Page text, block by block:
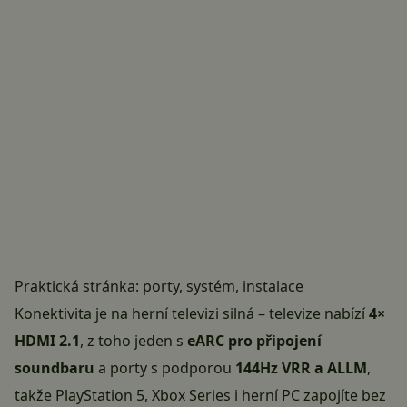
Praktická stránka: porty, systém, instalace
Konektivita je na herní televizi silná – televize nabízí4×
HDMI 2.1, z toho jeden s eARC pro připojení
soundbaru a porty s podporou 144Hz VRR a ALLM,
takže PlayStation 5, Xbox Series i herní PC zapojíte bez